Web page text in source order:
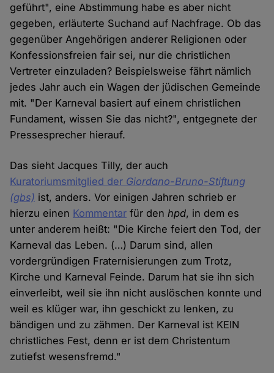
geführt", eine Abstimmung habe es aber nicht
gegeben, erläuterte Suchand auf Nachfrage. Ob das
gegenüber Angehörigen anderer Religionen oder
Konfessionsfreien fair sei, nur die christlichen
Vertreter einzuladen? Beispielsweise fährt nämlich
jedes Jahr auch ein Wagen der jüdischen Gemeinde
mit. "Der Karneval basiert auf einem christlichen
Fundament, wissen Sie das nicht?", entgegnete der
Pressesprecher hierauf.
Das sieht Jacques Tilly, der auch
Kuratoriumsmitglied der Giordano-Bruno-Stiftung
(gbs) ist, anders. Vor einigen Jahren schrieb er
hierzu einen Kommentar für denhpd, in dem es
unter anderem heißt: "Die Kirche feiert den Tod, der
Karneval das Leben. (…) Darum sind, allen
vordergründigen Fraternisierungen zum Trotz,
Kirche und Karneval Feinde. Darum hat sie ihn sich
einverleibt, weil sie ihn nicht auslöschen konnte und
weil es klüger war, ihn geschickt zu lenken, zu
bändigen und zu zähmen. Der Karneval ist KEIN
christliches Fest, denn er ist dem Christentum
zutiefst wesensfremd."